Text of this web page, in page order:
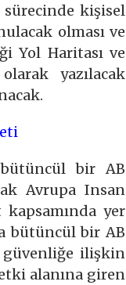
kişisel
olması ve
Yol Haritası ve
yazılacak
bir AB
Avrupa Insan
yer
bütüncül bir AB
güvenliğe ilişkin
alanına giren